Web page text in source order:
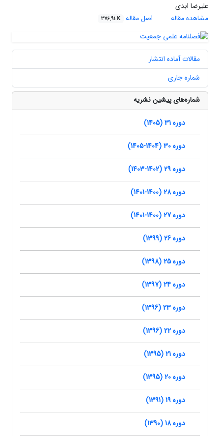
علیرضا ابدی
مشاهده مقاله
اصل مقاله 376.91 K
مقالات آماده انتشار
شماره جاری
شماره‌های پیشین نشریه
دوره 31 (1405)
دوره 30 (1404-1405)
دوره 29 (1402-1403)
دوره 28 (1400-1401)
دوره 27 (1400-1401)
دوره 26 (1399)
دوره 25 (1398)
دوره 24 (1397)
دوره 23 (1396)
دوره 22 (1396)
دوره 21 (1395)
دوره 20 (1395)
دوره 19 (1391)
دوره 18 (1390)